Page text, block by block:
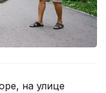
на улице